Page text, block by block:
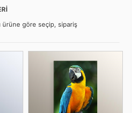
ürüne göre seçip, sipariş